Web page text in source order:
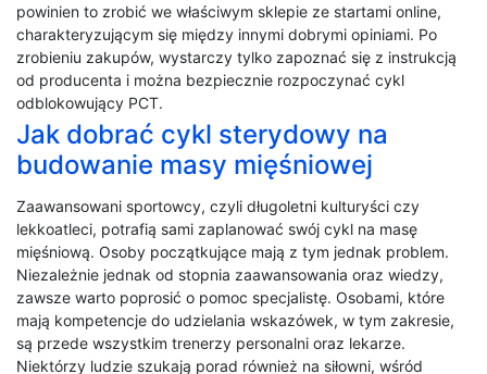
powinien to zrobić we właściwym sklepie ze startami online,
charakteryzującym się między innymi dobrymi opiniami. Po
zrobieniu zakupów, wystarczy tylko zapoznać się z instrukcją
od producenta i można bezpiecznie rozpoczynać cykl
odblokowujący PCT.
Jak dobrać cykl sterydowy na
budowanie masy mięśniowej
Zaawansowani sportowcy, czyli długoletni kulturyści czy
lekkoatleci, potrafią sami zaplanować swój cykl na masę
mięśniową. Osoby początkujące mają z tym jednak problem.
Niezależnie jednak od stopnia zaawansowania oraz wiedzy,
zawsze warto poprosić o pomoc specjalistę. Osobami, które
mają kompetencje do udzielania wskazówek, w tym zakresie,
są przede wszystkim trenerzy personalni oraz lekarze.
Niektórzy ludzie szukają porad również na siłowni, wśród